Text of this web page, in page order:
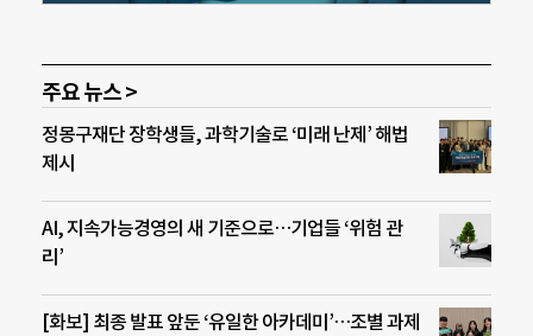
주요 뉴스 >
정몽구재단 장학생들, 과학기술로 ‘미래 난제’ 해법
제시
AI, 지속가능경영의 새 기준으로…기업들 ‘위험 관
리’
[화보] 최종 발표 앞둔 ‘유일한 아카데미’…조별 과제